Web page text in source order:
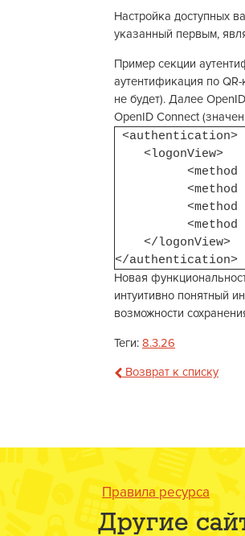
Настройка доступных
указанный первым,
Пример секции
аутентификация по
не будет). Далее
OpenID Connect
<authentication>
<method
<method
<method
<method
</logonView>
</authentication>
Новая
интуитивно понятный
возможности
Теги: 8.3.26
Возврат к списку
Правила ресурса
Другие